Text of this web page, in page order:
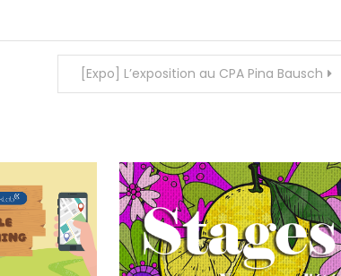
[Expo] L’exposition au CPA Pina Bausch